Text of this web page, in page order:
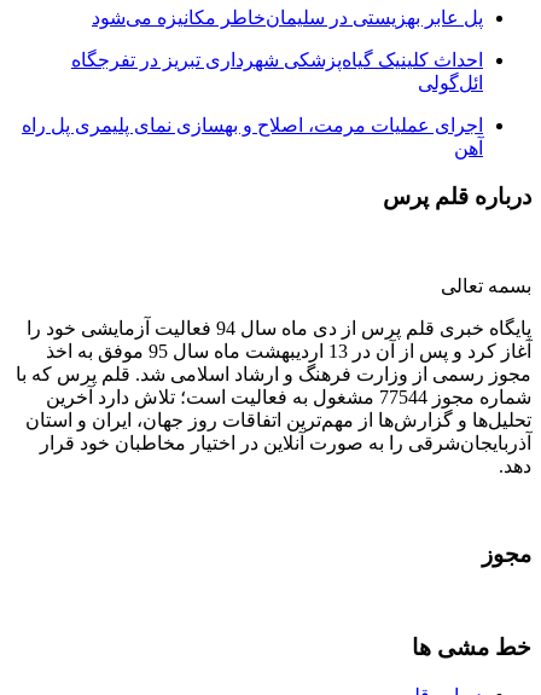
پل عابر بهزیستی در سلیمان‌خاطر مکانیزه می‌شود
احداث کلینیک گیاه‌پزشکی شهرداری تبریز در تفرجگاه
ائل‌گولی
اجرای عملیات مرمت، اصلاح و بهسازی نمای پلیمری پل راه
آهن
درباره قلم پرس
بسمه تعالی
پایگاه خبری قلم پرس از دی ماه سال 94 فعالیت آزمایشی خود را
آغاز کرد و پس از آن در 13 اردیبهشت ماه سال 95 موفق به اخذ
مجوز رسمی از وزارت فرهنگ و ارشاد اسلامی شد. قلم پرس که با
شماره مجوز 77544 مشغول به فعالیت است؛ تلاش دارد آخرین
تحلیل‌ها و گزارش‌ها از مهم‌ترین اتفاقات روز جهان، ایران و استان
آذربایجان‌شرقی را به صورت آنلاین در اختیار مخاطبان خود قرار
دهد.
مجوز
خط مشی ها